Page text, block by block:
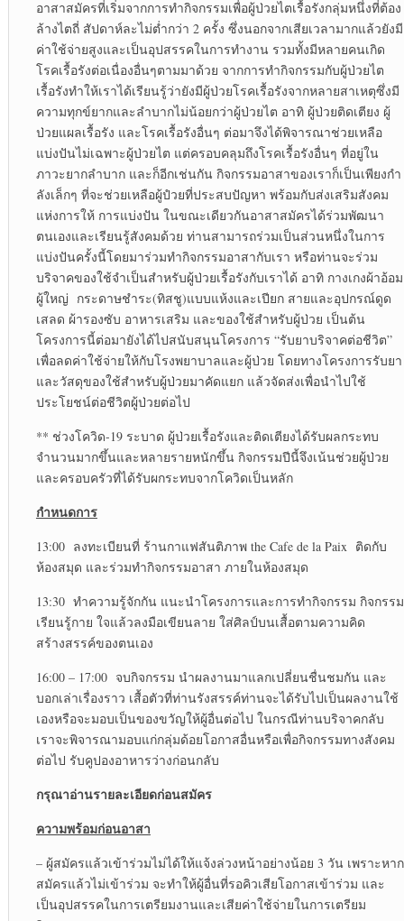
อาสาสมัครที่เริ่มจากการทำกิจกรรมเพื่อผู้ป่วยไตเรื้อรังกลุ่มหนึ่งที่ต้อง
ล้างไตถี่ สัปดาห์ละไม่ต่ำกว่า 2 ครั้ง ซึ่งนอกจากเสียเวลามากแล้วยังมี
ค่าใช้จ่ายสูงและเป็นอุปสรรคในการทำงาน รวมทั้งมีหลายคนเกิด
โรคเรื้อรังต่อเนื่องอื่นๆตามมาด้วย จากการทำกิจกรรมกับผู้ป่วยไต
เรื้อรังทำให้เราได้เรียนรู้ว่ายังมีผู้ป่วยโรคเรื้อรังจากหลายสาเหตุซึ่งมี
ความทุกข์ยากและลำบากไม่น้อยกว่าผู้ป่วยไต อาทิ ผู้ป่วยติดเตียง ผู้
ป่วยแผลเรื้อรัง และโรคเรื้อรังอื่นๆ ต่อมาจึงได้พิจารณาช่วยเหลือ
แบ่งปันไม่เฉพาะผู้ป่วยไต แต่ครอบคลุมถึงโรคเรื้อรังอื่นๆ ที่อยู่ใน
ภาวะยากลำบาก และก็อีกเช่นกัน กิจกรรมอาสาของเราก็เป็นเพียงกำ
ลังเล็กๆ ที่จะช่วยเหลือผู้ปํวยที่ประสบปัญหา พร้อมกับส่งเสริมสังคม
แห่งการให้ การแบ่งปัน ในขณะเดียวกันอาสาสมัครได้ร่วมพัฒนา
ตนเองและเรียนรู้สังคมด้วย ท่านสามารถร่วมเป็นส่วนหนึ่งในการ
แบ่งปันครั้งนี้โดยมาร่วมทำกิจกรรมอาสากับเรา หรือท่านจะร่วม
บริจาคของใช้จำเป็นสำหรับผู้ป่วยเรื้อรังกับเราได้ อาทิ กางเกงผ้าอ้อม
ผู้ใหญ่ กระดาษชำระ(ทิสชู)แบบแห้งและเปียก สายและอุปกรณ์ดูด
เสลด ผ้ารองซับ อาหารเสริม และของใช้สำหรับผู้ป่วย เป็นต้น
โครงการนี้ต่อมายังได้ไปสนับสนุนโครงการ “รับยาบริจาคต่อชีวิต”
เพื่อลดค่าใช้จ่ายให้กับโรงพยาบาลและผู้ป่วย โดยทางโครงการรับยา
และวัสดุของใช้สำหรับผู้ป่วยมาคัดแยก แล้วจัดส่งเพื่อนำไปใช้
ประโยชน์ต่อชีวิตผู้ป่วยต่อไป
** ช่วงโควิด-19 ระบาด ผู้ป่วยเรื้อรังและติดเตียงได้รับผลกระทบ
จำนวนมากขึ้นและหลายรายหนักขึ้น กิจกรรมปีนี้จึงเน้นช่วยผู้ป่วย
และครอบครัวที่ได้รับผกระทบจากโควิดเป็นหลัก
กำหนดการ
13:00 ลงทะเบียนที่ ร้านกาแฟสันติภาพ the Cafe de la Paix ติดกับ
ห้องสมุด และร่วมทำกิจกรรมอาสา ภายในห้องสมุด
13:30 ทำความรู้จักกัน แนะนำโครงการและการทำกิจกรรม กิจกรรม
เรียนรู้กาย ใจแล้วลงมือเขียนลาย ใส่ศิลป์บนเสื้อตามความคิด
สร้างสรรค์ของตนเอง
16:00 – 17:00 จบกิจกรรม นำผลงานมาแลกเปลี่ยนชื่นชมกัน และ
บอกเล่าเรื่องราว เสื้อตัวที่ท่านรังสรรค์ท่านจะได้รับไปเป็นผลงานใช้
เองหรือจะมอบเป็นของขวัญให้ผู้อื่นต่อไป ในกรณีท่านบริจาคกลับ
เราจะพิจารณามอบแก่กลุ่มด้อยโอกาสอื่นหรือเพื่อกิจกรรมทางสังคม
ต่อไป รับคูปองอาหารว่างก่อนกลับ
กรุณาอ่านรายละเอียดก่อนสมัคร
ความพร้อมก่อนอาสา
– ผู้สมัครแล้วเข้าร่วมไม่ได้ให้แจ้งล่วงหน้าอย่างน้อย 3 วัน เพราะหาก
สมัครแล้วไม่เข้าร่วม จะทำให้ผู้อื่นที่รอคิวเสียโอกาสเข้าร่วม และ
เป็นอุปสรรคในการเตรียมงานและเสียค่าใช้จ่ายในการเตรียม